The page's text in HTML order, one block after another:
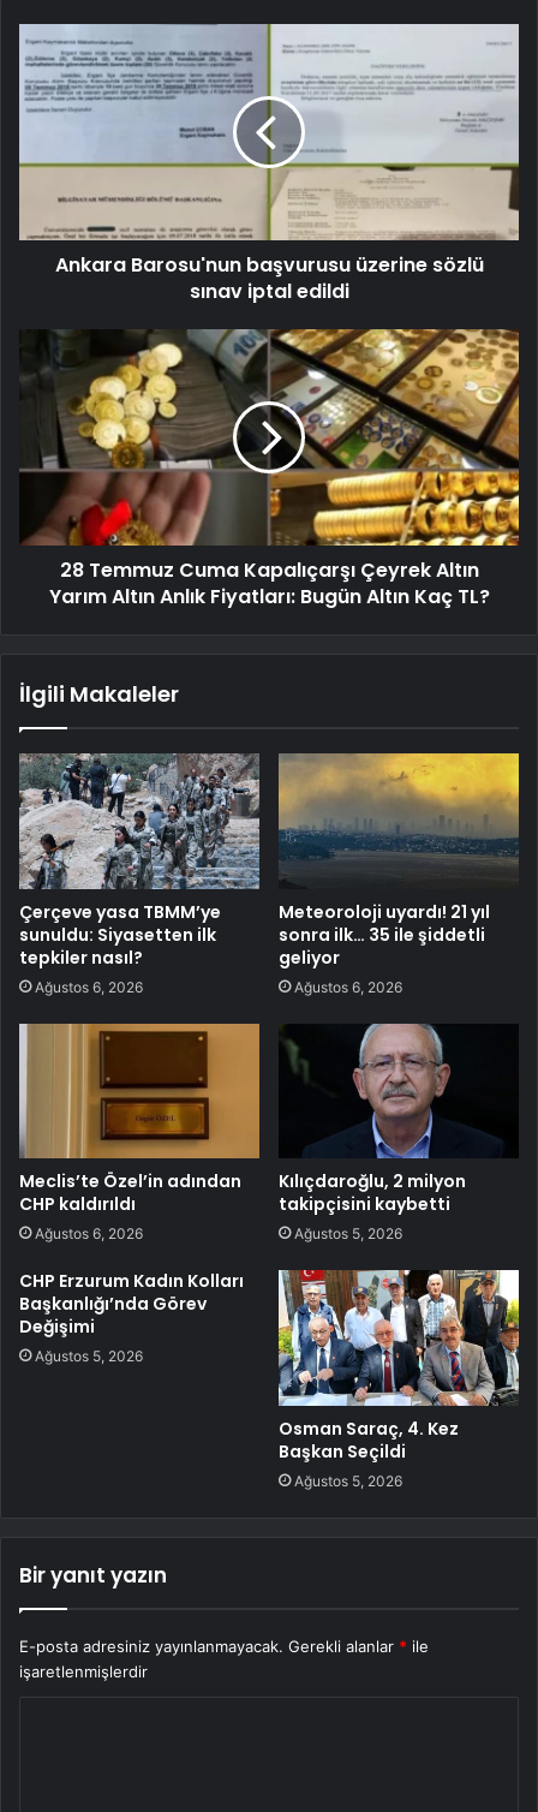
Ankara Barosu'nun başvurusu üzerine sözlü
sınav iptal edildi
28 Temmuz Cuma Kapalıçarşı Çeyrek Altın
Yarım Altın Anlık Fiyatları: Bugün Altın Kaç TL?
İlgili Makaleler
Çerçeve yasa TBMM’ye
sunuldu: Siyasetten ilk
tepkiler nasıl?
Ağustos 6, 2026
Meteoroloji uyardı! 21 yıl
sonra ilk… 35 ile şiddetli
geliyor
Ağustos 6, 2026
Meclis’te Özel’in adından
CHP kaldırıldı
Ağustos 6, 2026
Kılıçdaroğlu, 2 milyon
takipçisini kaybetti
Ağustos 5, 2026
CHP Erzurum Kadın Kolları
Başkanlığı’nda Görev
Değişimi
Ağustos 5, 2026
Osman Saraç, 4. Kez
Başkan Seçildi
Ağustos 5, 2026
Bir yanıt yazın
E-posta adresiniz yayınlanmayacak. Gerekli alanlar * ile
işaretlenmişlerdir